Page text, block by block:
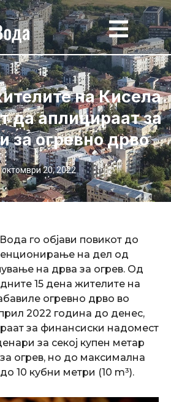
на Кисела
да аплицираат за
за огревно дрво
октомври 20, 2022
го објави повикот до
на дел од
на дрва за огрев. Од
15 дена жителите на
огревно дрво во
2022 година до денес,
за финансиски надомест
за секој купен метар
огрев, но до максимална
10 кубни метри (10 m³).